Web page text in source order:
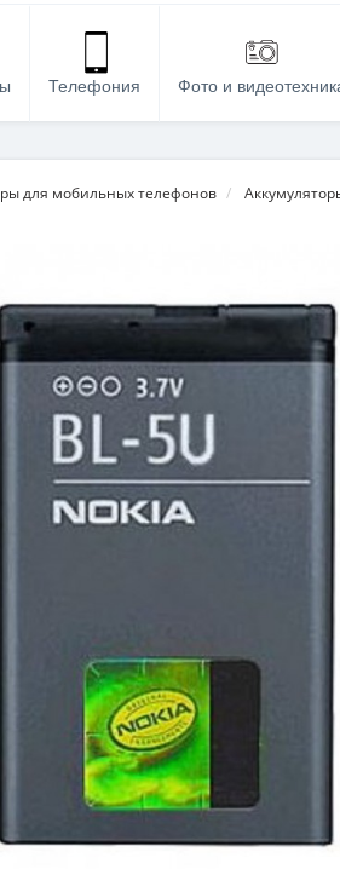
Телефония Фото и
для мобильных телефонов